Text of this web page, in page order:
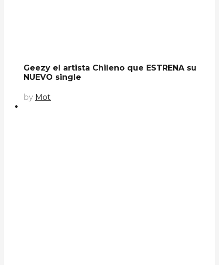
Geezy el artista Chileno que ESTRENA su
NUEVO single
by Mot